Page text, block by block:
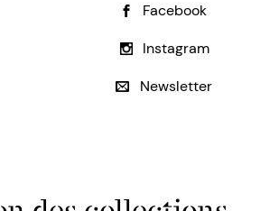
Facebook
Instagram
Newsletter